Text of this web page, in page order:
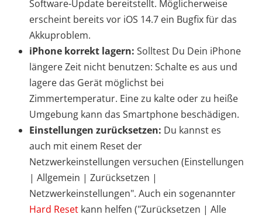
Software-Update bereitstellt. Möglicherweise
erscheint bereits vor iOS 14.7 ein Bugfix für das
Akkuproblem.
iPhone korrekt lagern: Solltest Du Dein iPhone
längere Zeit nicht benutzen: Schalte es aus und
lagere das Gerät möglichst bei
Zimmertemperatur. Eine zu kalte oder zu heiße
Umgebung kann das Smartphone beschädigen.
Einstellungen zurücksetzen: Du kannst es
auch mit einem Reset der
Netzwerkeinstellungen versuchen (Einstellungen
| Allgemein | Zurücksetzen |
Netzwerkeinstellungen". Auch ein sogenannter
Hard Reset kann helfen ("Zurücksetzen | Alle